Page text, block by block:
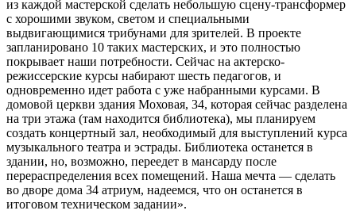
из каждой мастерской сделать небольшую сцену-трансформер
с хорошими звуком, светом и специальными
выдвигающимися трибунами для зрителей. В проекте
запланировано 10 таких мастерских, и это полностью
покрывает наши потребности. Сейчас на актерско-
режиссерские курсы набирают шесть педагогов, и
одновременно идет работа с уже набранными курсами. В
домовой церкви здания Моховая, 34, которая сейчас разделена
на три этажа (там находится библиотека), мы планируем
создать концертный зал, необходимый для выступлений курса
музыкального театра и эстрады. Библиотека останется в
здании, но, возможно, переедет в мансарду после
перераспределения всех помещений. Наша мечта — сделать
во дворе дома 34 атриум, надеемся, что он останется в
итоговом техническом задании».